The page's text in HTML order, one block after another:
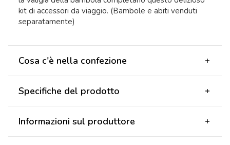
kit di accessori da viaggio. (Bambole e abiti venduti
separatamente)
Cosa c'è nella confezione
Specifiche del prodotto
Informazioni sul produttore